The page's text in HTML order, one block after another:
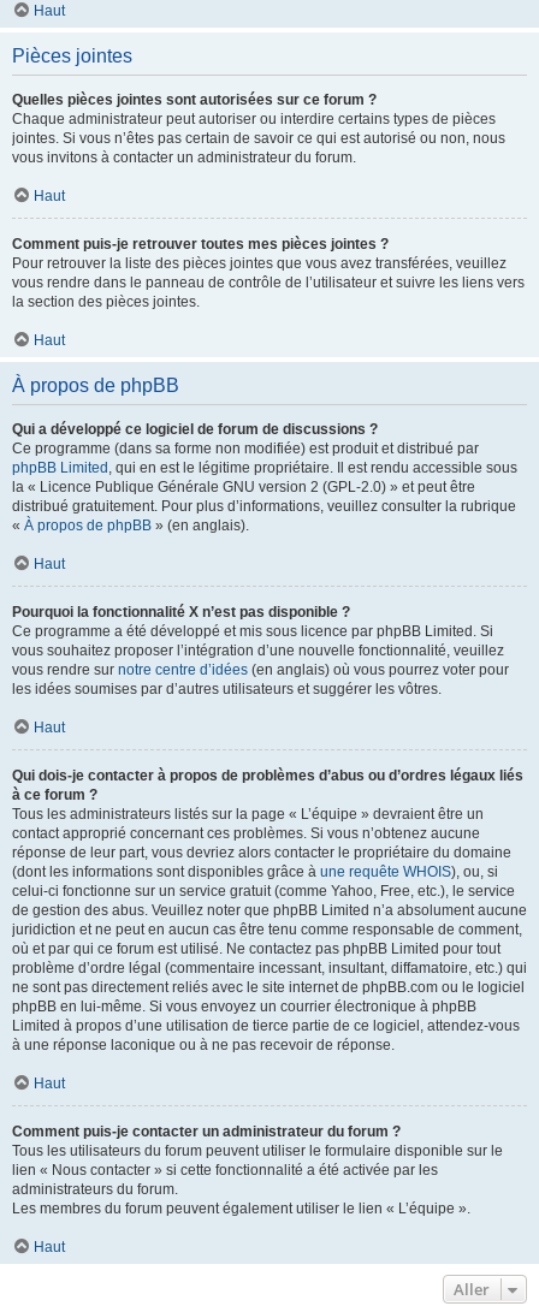
Haut
Pièces jointes
Quelles pièces jointes sont autorisées sur ce forum ?
Chaque administrateur peut autoriser ou interdire certains types de pièces
jointes. Si vous n’êtes pas certain de savoir ce qui est autorisé ou non, nous
vous invitons à contacter un administrateur du forum.
Haut
Comment puis-je retrouver toutes mes pièces jointes ?
Pour retrouver la liste des pièces jointes que vous avez transférées, veuillez
vous rendre dans le panneau de contrôle de l’utilisateur et suivre les liens vers
la section des pièces jointes.
Haut
À propos de phpBB
Qui a développé ce logiciel de forum de discussions ?
Ce programme (dans sa forme non modifiée) est produit et distribué par
phpBB Limited , qui en est le légitime propriétaire. Il est rendu accessible sous
la « Licence Publique Générale GNU version 2 (GPL-2.0) » et peut être
distribué gratuitement. Pour plus d’informations, veuillez consulter la rubrique
« À propos de phpBB » (en anglais).
Haut
Pourquoi la fonctionnalité X n’est pas disponible ?
Ce programme a été développé et mis sous licence par phpBB Limited. Si
vous souhaitez proposer l’intégration d’une nouvelle fonctionnalité, veuillez
vous rendre sur notre centre d’idées (en anglais) où vous pourrez voter pour
les idées soumises par d’autres utilisateurs et suggérer les vôtres.
Haut
Qui dois-je contacter à propos de problèmes d’abus ou d’ordres légaux liés
à ce forum ?
Tous les administrateurs listés sur la page « L’équipe » devraient être un
contact approprié concernant ces problèmes. Si vous n’obtenez aucune
réponse de leur part, vous devriez alors contacter le propriétaire du domaine
(dont les informations sont disponibles grâce à une requête WHOIS), ou, si
celui-ci fonctionne sur un service gratuit (comme Yahoo, Free, etc.), le service
de gestion des abus. Veuillez noter que phpBB Limited n’a absolument aucune
juridiction et ne peut en aucun cas être tenu comme responsable de comment,
où et par qui ce forum est utilisé. Ne contactez pas phpBB Limited pour tout
problème d’ordre légal (commentaire incessant, insultant, diffamatoire, etc.) qui
ne sont pas directement reliés avec le site internet de phpBB.com ou le logiciel
phpBB en lui-même. Si vous envoyez un courrier électronique à phpBB
Limited à propos d’une utilisation de tierce partie de ce logiciel, attendez-vous
à une réponse laconique ou à ne pas recevoir de réponse.
Haut
Comment puis-je contacter un administrateur du forum ?
Tous les utilisateurs du forum peuvent utiliser le formulaire disponible sur le
lien « Nous contacter » si cette fonctionnalité a été activée par les
administrateurs du forum.
Les membres du forum peuvent également utiliser le lien « L’équipe ».
Haut
Aller